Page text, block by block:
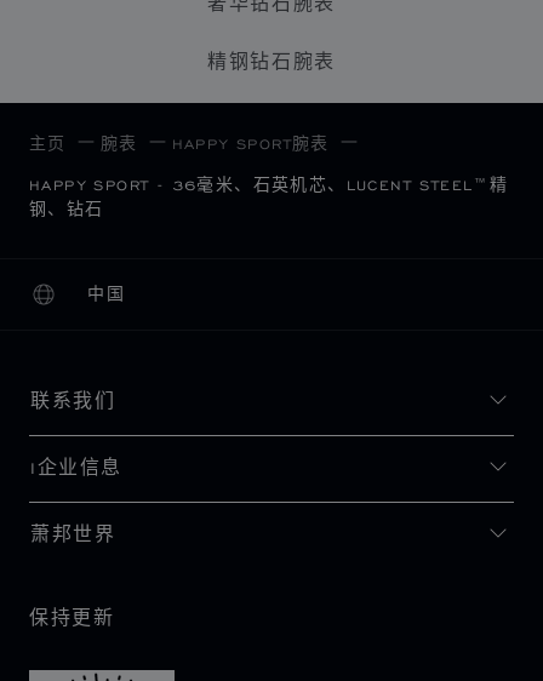
精钢钻石腕表
主页 腕表 HAPPY SPORT腕表
HAPPY SPORT - 36毫米、石英机芯、LUCENT STEEL™精
钢、钻石
中国
本地化（更改国家/地区）
更改国家/地区
联系我们
I企业信息
萧邦世界
保持更新